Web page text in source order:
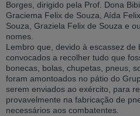
Borges, dirigido pela Prof. Dona
Graciema Felix de Souza, Aída
Souza, Graziela Felix de Souza e
nomes.
Lembro que, devido à escassez de
convocados a recolher tudo que
bonecas, bolas, chupetas, pneus,
foram amontoados no pátio do
serem enviados ao exército, para
provavelmente na fabricação de
necessários aos combatentes.